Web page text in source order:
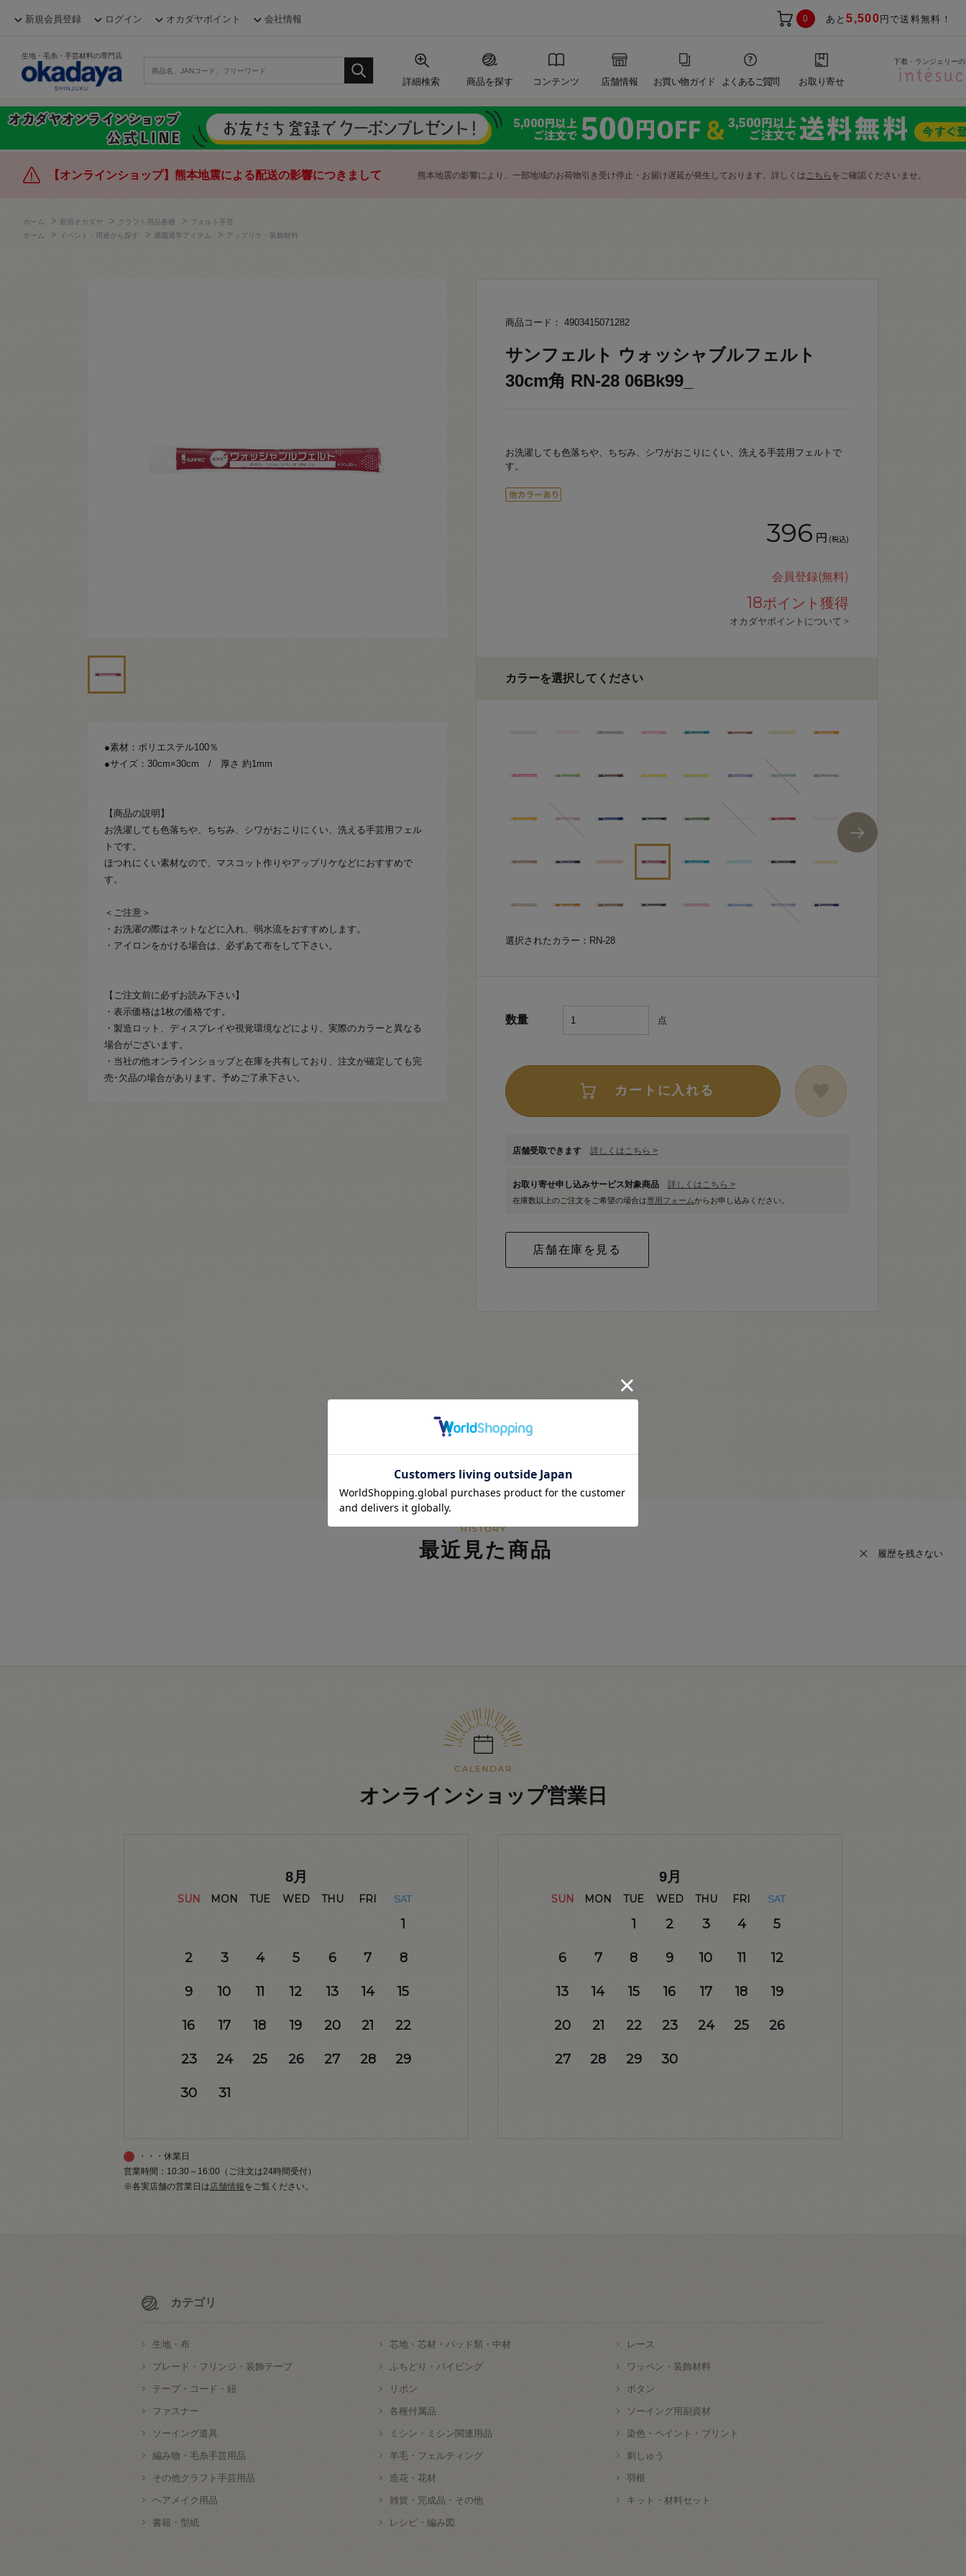
新規会員登録 ログイン オカダヤポイント 会社情報 0 あと5,500 円で送料無料！
生地・毛糸・手芸材料の専門店
詳細検索 商品を探す コンテンツ 店舗情報 お買い物ガイド よくあるご質問 お取り寄せ
下着・ランジェリー
【オンラインショップ】熊本地震による配送の影響につきまして 熊本地震の影響により、一部地域のお荷物引き受け停止・お届け遅延が発生しております。詳しくはこちら をご確認くださいませ。
ホーム > 新宿オカダヤ > クラフト用品各種 > フェルト手芸
ホーム
> イベント・用途から探す > 通園通学アイテム > アップリケ・装飾材料
●素材：ポリエステル100％
●サイズ：30cm×30cm / 厚さ 約1mm
【商品の説明】
お洗濯しても色落ちや、ちぢみ、シワがおこりにくい、洗える手芸用フェル
トです。
ほつれにくい素材なので、マスコット作りやアップリケなどにおすすめで
す。
＜ご注意＞
・お洗濯の際はネットなどに入れ、弱水流をおすすめします。
・アイロンをかける場合は、必ずあて布をして下さい。
【ご注文前に必ずお読み下さい】
・表示価格は1枚の価格です。
・製造ロット、ディスプレイや視覚環境などにより、実際のカラーと異なる
場合がございます。
・当社の他オンラインショップと在庫を共有しており、注文が確定しても完
売･欠品の場合があります。予めご了承下さい。
商品コード： 4903415071282
サンフェルト ウォッシャブルフェルト
30cm角 RN-28 06Bk99_
お洗濯しても色落ちや、ちぢみ、シワがおこりにくい、洗える手芸用フェルトで
す。
396 円 (税込)
会員登録(無料)
18ポイント獲得
オカダヤポイントについて >
カラーを選択してください
選択されたカラー：RN-28
数量 点
カートに入れる
店舗受取できます 詳しくはこちら >
お取り寄せ申し込みサービス対象商品 詳しくはこちら >
在庫数以上のご注文をご希望の場合は専用フォームからお申し込みください。
最近見た商品 履歴を残さない
オンラインショップ営業日
8月
SUN MON TUE WED THU FRI SAT
1
2 3 4 5 6 7 8
9 10 11 12 13 14 15
16 17 18 19 20 21 22
23 24 25 26 27 28 29
30 31
9月
SUN MON TUE WED THU FRI SAT
1 2 3 4 5
6 7 8 9 10 11 12
13 14 15 16 17 18 19
20 21 22 23 24 25 26
27 28 29 30
・・・休業日
営業時間：10:30～16:00（ご注文は24時間受付）
※各実店舗の営業日は店舗情報をご覧ください。
カテゴリ
生地・布 芯地・芯材・パッド類・中材 レース
ブレード・フリンジ・装飾テープ ふちどり・パイピング ワッペン・装飾材料
テープ・コード・紐 リボン ボタン
ファスナー 各種付属品 ソーイング用副資材
ソーイング道具 ミシン・ミシン関連用品 染色・ペイント・プリント
編み物・毛糸手芸用品 羊毛・フェルティング 刺しゅう
その他クラフト手芸用品 造花・花材 羽根
ヘアメイク用品 雑貨・完成品・その他 キット・材料セット
書籍・型紙 レシピ・編み図